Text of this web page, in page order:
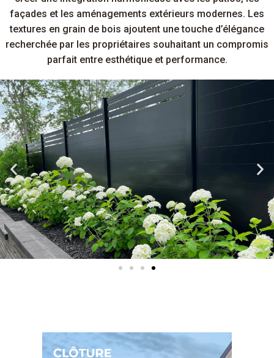
façades et les aménagements extérieurs modernes. Les
textures en grain de bois ajoutent une touche d’élégance
recherchée par les propriétaires souhaitant un compromis
parfait entre esthétique et performance.